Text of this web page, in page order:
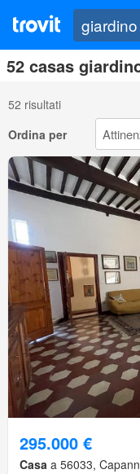
52 casas
52 risultati
Ordina per
295.000 €
Casa a 56033,